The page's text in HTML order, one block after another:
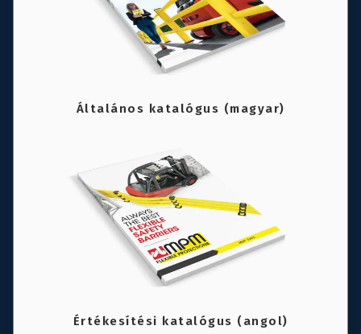
Általános katalógus (magyar)
Értékesítési katalógus (angol)